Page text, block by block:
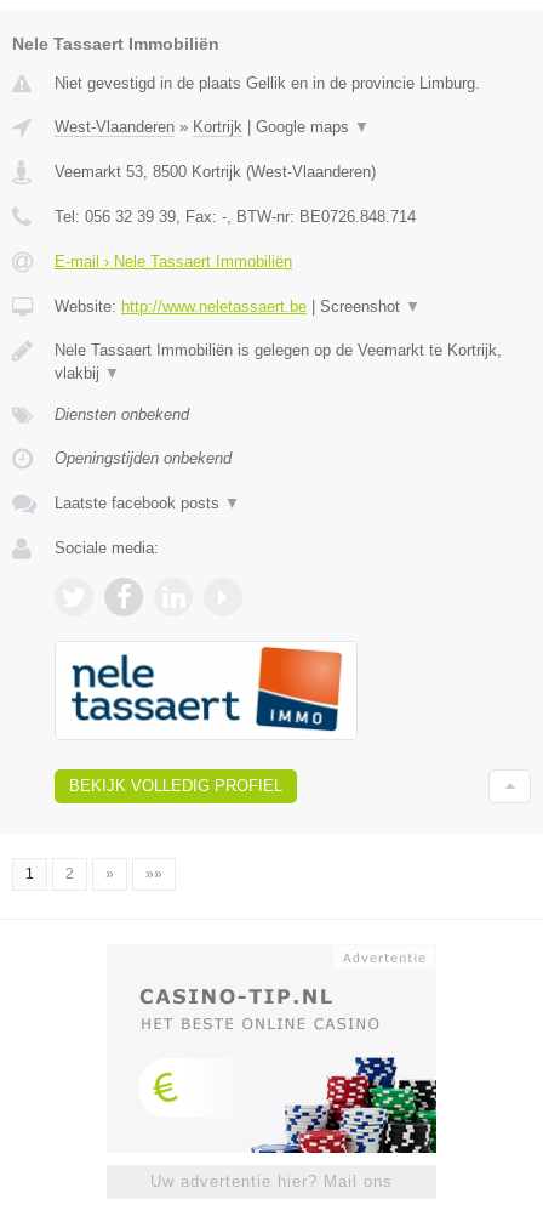
Nele Tassaert Immobiliën
Niet gevestigd in de plaats Gellik en in de provincie Limburg.
West-Vlaanderen » Kortrijk Google maps ▼
Veemarkt 53 8500 Kortrijk (West-Vlaanderen)
Tel: 056 32 39 39 , Fax: - , BTW-nr: BE0726.848.714
E-mail › Nele Tassaert Immobiliën
Website: http://www.neletassaert.be Screenshot ▼
Nele Tassaert Immobiliën is gelegen op de Veemarkt te Kortrijk,
vlakbij ▼
Diensten onbekend
Openingstijden onbekend
Laatste facebook posts ▼
Sociale media:
BEKIJK VOLLEDIG PROFIEL
1 2 » »»
Uw advertentie hier? Mail ons